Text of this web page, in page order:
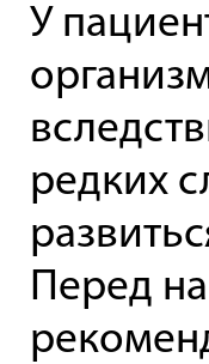
У
редких
Перед